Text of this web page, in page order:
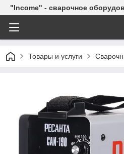
"Income" - сварочное
Товары и услуги